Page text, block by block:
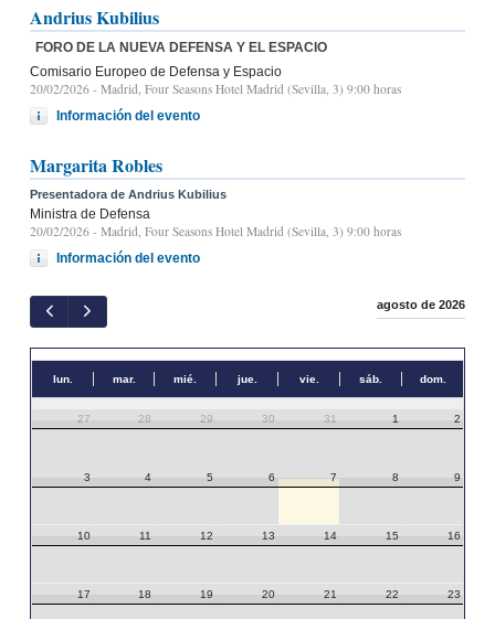
Andrius Kubilius
FORO DE LA NUEVA DEFENSA Y EL ESPACIO
Comisario Europeo de Defensa y Espacio
20/02/2026 - Madrid, Four Seasons Hotel Madrid (Sevilla, 3) 9:00 horas
Información del evento
Margarita Robles
Presentadora de Andrius Kubilius
Ministra de Defensa
20/02/2026 - Madrid, Four Seasons Hotel Madrid (Sevilla, 3) 9:00 horas
Información del evento
agosto de 2026
lun. mar. mié. jue. vie. sáb. dom.
27 28 29 30 31 1 2
3 4 5 6 7 8 9
10 11 12 13 14 15 16
17 18 19 20 21 22 23